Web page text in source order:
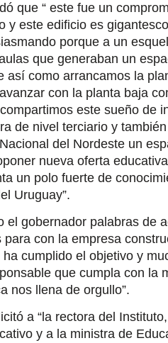
que “ este fue un
y este edificio es
porque a un
que generaban un
así como arrancamos la
con la planta baja
este sueño de
de nivel terciario y
del Nordeste un
nueva oferta
un polo fuerte de
Uruguay”.
el gobernador palabras de
para con la empresa
cumplido el objetivo y
que cumpla con la
nos llena de orgullo”.
a “la rectora del
y a la ministra de